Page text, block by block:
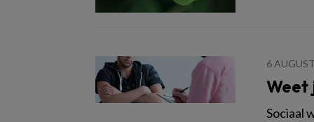
6
Weet
Sociaal